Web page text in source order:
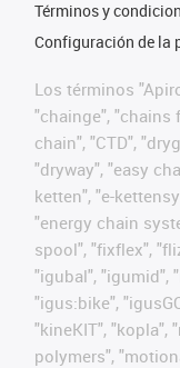
Términos y
Configuración de la
Los términos
"chainge", "chains
chain", "CTD",
"dryway", "easy
ketten", "e-
"energy chain
spool", "fixflex",
"igubal", "igumid",
"igus:bike",
"kineKIT", "kopla",
polymers",